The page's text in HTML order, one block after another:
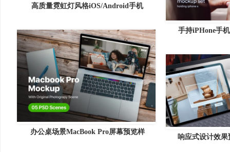
高质量霓虹灯风格iOS/Android手机
手持iPHone手
办公桌场景MacBook Pro屏幕预览样
响应式设计效